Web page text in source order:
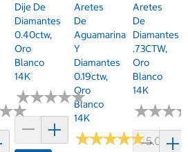
★
★
Dije De
Diamantes
0.40ctw,
Oro
Blanco
14K
★★★★★
★★★★★
Aretes
De
Aguamarina
Y
Diamantes
0.19ctw,
Oro
Blanco
14K
★★★★★
★★★★★5.0 (1)
Aretes
De
Diamantes
.73CTW,
Oro
Blanco
14K
★★★
★★★